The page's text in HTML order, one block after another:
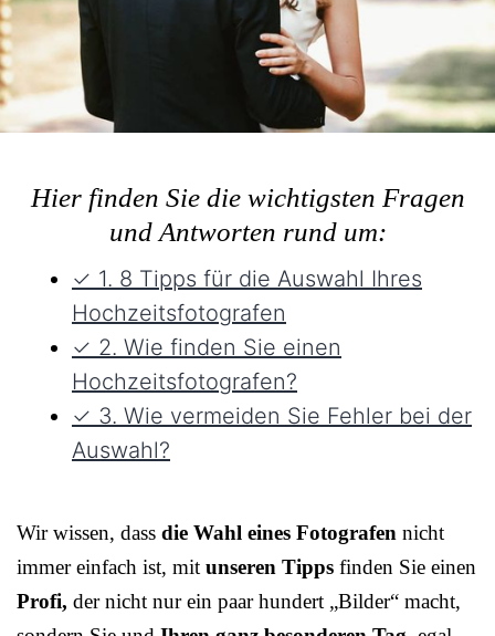
Hier finden Sie die wichtigsten Fragen
und Antworten rund um:
✓ 1. 8 Tipps für die Auswahl Ihres
Hochzeitsfotografen
✓ 2. Wie finden Sie einen
Hochzeitsfotografen?
✓ 3. Wie vermeiden Sie Fehler bei der
Auswahl?
Wir wissen, dass die Wahl eines Fotografen nicht
immer einfach ist, mit unseren Tipps finden Sie einen
Profi, der nicht nur ein paar hundert „Bilder“ macht,